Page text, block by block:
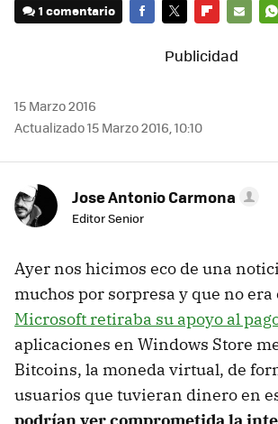
1 comentario
MAIL
15 Marzo 2016
Actualizado 15 Marzo 2016, 10:10
Jose Antonio Carmona
Editor Senior
Ayer nos hicimos eco de una
muchos por sorpresa y que no era
Microsoft retiraba su apoyo al
aplicaciones en Windows Store
Bitcoins, la moneda virtual, de
usuarios que tuvieran dinero en
podrían ver comprometida la